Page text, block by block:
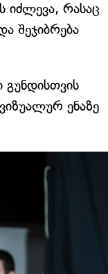
იძლევა, რასაც
შეჯიბრება
გუნდისთვის
ენაზე